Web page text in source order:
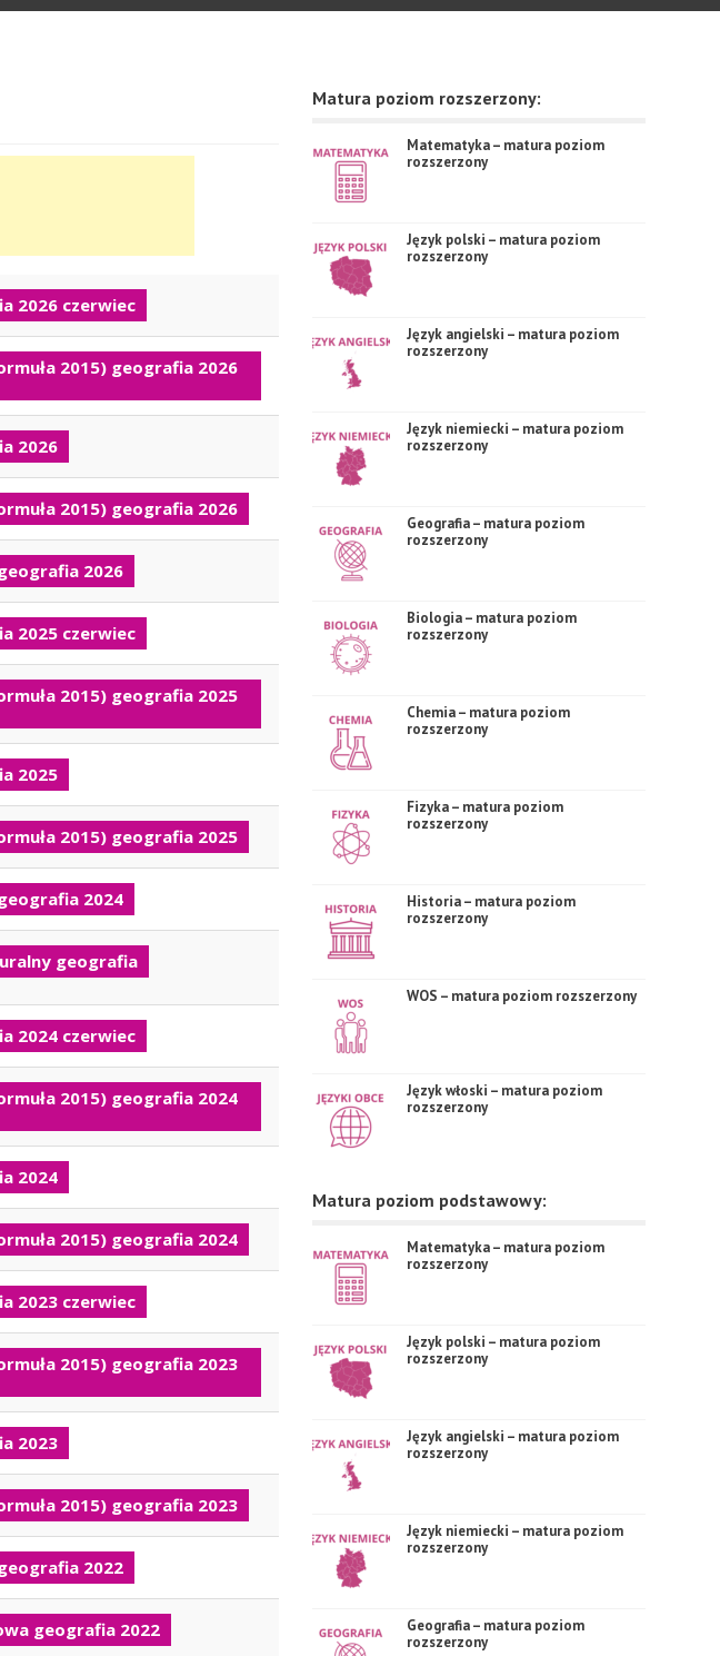
2026 czerwiec
2015) geografia 2026
2026
2015) geografia 2026
2026
2025 czerwiec
2015) geografia 2025
2025
2015) geografia 2025
2024
geografia
2024 czerwiec
2015) geografia 2024
2024
2015) geografia 2024
2023 czerwiec
2015) geografia 2023
2023
2015) geografia 2023
2022
geografia 2022
Matura poziom rozszerzony:
Matematyka – matura poziom
rozszerzony
Język polski – matura poziom
rozszerzony
Język angielski – matura poziom
rozszerzony
Język niemiecki – matura poziom
rozszerzony
Geografia – matura poziom
rozszerzony
Biologia – matura poziom
rozszerzony
Chemia – matura poziom
rozszerzony
Fizyka – matura poziom
rozszerzony
Historia – matura poziom
rozszerzony
WOS – matura poziom rozszerzony
Język włoski – matura poziom
rozszerzony
Matura poziom podstawowy:
Matematyka – matura poziom
rozszerzony
Język polski – matura poziom
rozszerzony
Język angielski – matura poziom
rozszerzony
Język niemiecki – matura poziom
rozszerzony
Geografia – matura poziom
rozszerzony